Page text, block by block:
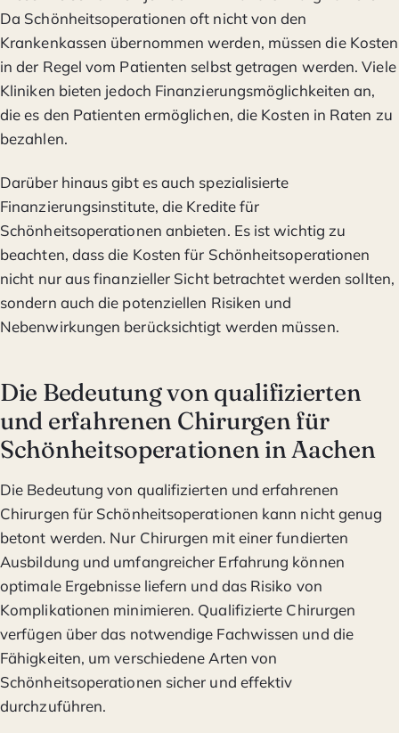
Da Schönheitsoperationen oft nicht von den
Krankenkassen übernommen werden, müssen die Kosten
in der Regel vom Patienten selbst getragen werden. Viele
Kliniken bieten jedoch Finanzierungsmöglichkeiten an,
die es den Patienten ermöglichen, die Kosten in Raten zu
bezahlen.
Darüber hinaus gibt es auch spezialisierte
Finanzierungsinstitute, die Kredite für
Schönheitsoperationen anbieten. Es ist wichtig zu
beachten, dass die Kosten für Schönheitsoperationen
nicht nur aus finanzieller Sicht betrachtet werden sollten,
sondern auch die potenziellen Risiken und
Nebenwirkungen berücksichtigt werden müssen.
Die Bedeutung von qualifizierten
und erfahrenen Chirurgen für
Schönheitsoperationen in Aachen
Die Bedeutung von qualifizierten und erfahrenen
Chirurgen für Schönheitsoperationen kann nicht genug
betont werden. Nur Chirurgen mit einer fundierten
Ausbildung und umfangreicher Erfahrung können
optimale Ergebnisse liefern und das Risiko von
Komplikationen minimieren. Qualifizierte Chirurgen
verfügen über das notwendige Fachwissen und die
Fähigkeiten, um verschiedene Arten von
Schönheitsoperationen sicher und effektiv
durchzuführen.